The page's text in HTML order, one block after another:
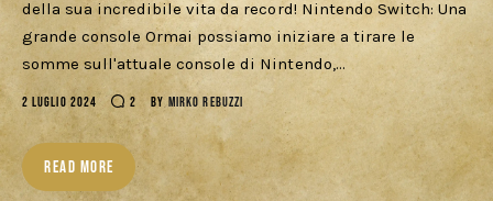
della sua incredibile vita da record! Nintendo Switch: Una
grande console Ormai possiamo iniziare a tirare le
somme sull'attuale console di Nintendo,…
2 LUGLIO 2024 2 BY MIRKO REBUZZI
READ MORE